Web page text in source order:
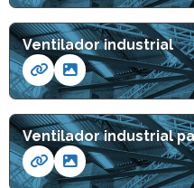
Ventilador industrial
Ventilador industrial